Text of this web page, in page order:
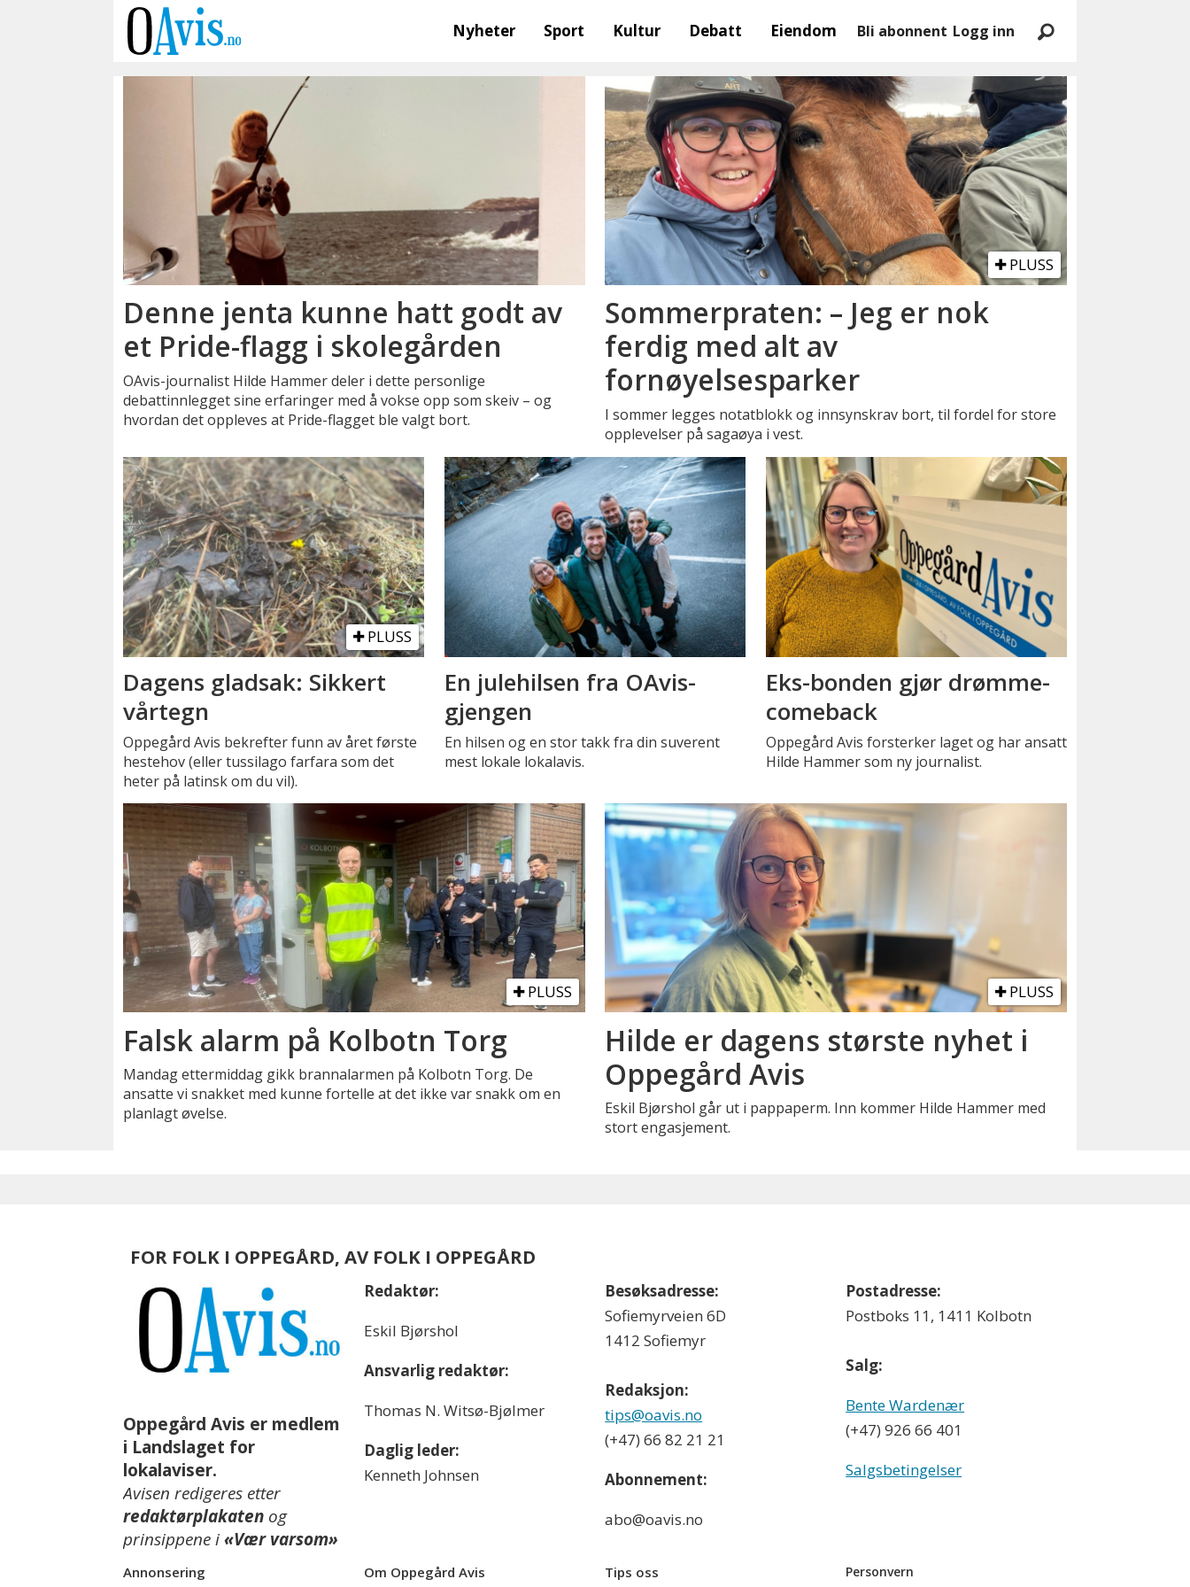
Nyheter Sport Kultur Debatt Eiendom Bli abonnent Logg inn
Denne jenta kunne hatt godt av
et Pride-flagg i skolegården
OAvis-journalist Hilde Hammer deler i dette personlige
debattinnlegget sine erfaringer med å vokse opp som skeiv – og
hvordan det oppleves at Pride-flagget ble valgt bort.
PLUSS
Sommerpraten: – Jeg er nok
ferdig med alt av
fornøyelsesparker
I sommer legges notatblokk og innsynskrav bort, til fordel for store
opplevelser på sagaøya i vest.
PLUSS
Dagens gladsak: Sikkert
vårtegn
Oppegård Avis bekrefter funn av året første
hestehov (eller tussilago farfara som det
heter på latinsk om du vil).
En julehilsen fra OAvis-
gjengen
En hilsen og en stor takk fra din suverent
mest lokale lokalavis.
Eks-bonden gjør drømme-
comeback
Oppegård Avis forsterker laget og har ansatt
Hilde Hammer som ny journalist.
PLUSS
Falsk alarm på Kolbotn Torg
Mandag ettermiddag gikk brannalarmen på Kolbotn Torg. De
ansatte vi snakket med kunne fortelle at det ikke var snakk om en
planlagt øvelse.
PLUSS
Hilde er dagens største nyhet i
Oppegård Avis
Eskil Bjørshol går ut i pappaperm. Inn kommer Hilde Hammer med
stort engasjement.
FOR FOLK I OPPEGÅRD, AV FOLK I OPPEGÅRD
Oppegård Avis er medlem
i Landslaget for
lokalaviser.
Avisen redigeres etter
redaktørplakaten og
prinsippene i«Vær varsom»
Redaktør:
Eskil Bjørshol
Ansvarlig redaktør:
Thomas N. Witsø-Bjølmer
Daglig leder:
Kenneth Johnsen
Besøksadresse:
Sofiemyrveien 6D
1412 Sofiemyr
Redaksjon:
tips@oavis.no
(+47) 66 82 21 21
Abonnement:
abo@oavis.no
Postadresse:
Postboks 11, 1411 Kolbotn
Salg:
Bente Wardenær
(+47) 926 66 401
Salgsbetingelser
Annonsering Om Oppegård Avis Tips oss Personvern